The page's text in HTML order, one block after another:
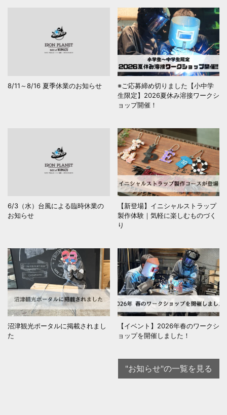
8/11～8/16 夏季休業のお知らせ
※ご応募締め切りました【小中学
生限定】2026夏休み溶接ワークシ
ョップ開催！
6/3（水）台風による臨時休業の
お知らせ
【新登場】イニシャルストラップ
製作体験｜気軽に楽しむものづく
り
沼津観光ポータルに掲載されまし
た
【イベント】2026年春のワークシ
ョップを開催しました！
"お知らせ"の一覧を見る